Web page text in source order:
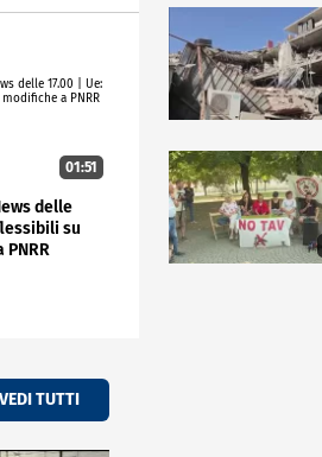
01:51
delle
su
PNRR
VEDI TUTTI